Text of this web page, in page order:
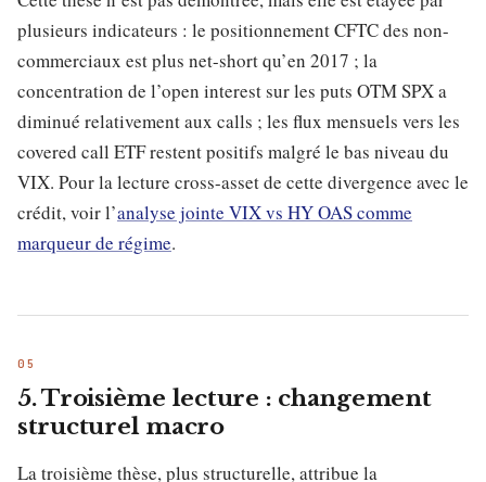
plusieurs indicateurs : le positionnement CFTC des non-
commerciaux est plus net-short qu’en 2017 ; la
concentration de l’open interest sur les puts OTM SPX a
diminué relativement aux calls ; les flux mensuels vers les
covered call ETF restent positifs malgré le bas niveau du
VIX. Pour la lecture cross-asset de cette divergence avec le
crédit, voir l’analyse jointe VIX vs HY OAS comme
marqueur de régime.
5. Troisième lecture : changement
structurel macro
La troisième thèse, plus structurelle, attribue la